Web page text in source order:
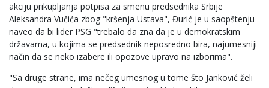
akciju prikupljanja potpisa za smenu predsednika Srbije
Aleksandra Vučića zbog "kršenja Ustava", Đurić je u saopštenju
naveo da bi lider PSG "trebalo da zna da je u demokratskim
državama, u kojima se predsednik neposredno bira, najumesniji
način da se neko izabere ili opozove upravo na izborima".
"Sa druge strane, ima nečeg umesnog u tome što Janković želi